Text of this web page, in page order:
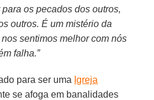
os pecados dos outros,
outros. É um mistério da
sentimos melhor com nós
falha.”
para ser uma Igreja
se afoga em banalidades